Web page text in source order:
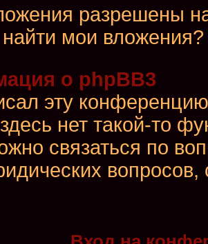
разрешены
мои вложения?
о phpBB3
эту
нет такой-то
связаться по